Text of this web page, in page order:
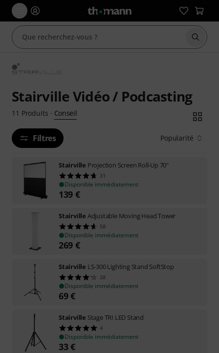
Stairville Vidéo / Podcasting
11 Produits · Conseil
Filtres Popularité
Stairville Projection Screen Roll-Up 70"
31
Disponible immédiatement
139 €
Stairville Adjustable Moving Head Tower
58
Disponible immédiatement
269 €
Stairville LS-300 Lighting Stand SoftStop
28
Disponible immédiatement
69€
Stairville Stage TRI LED Stand
4
Disponible immédiatement
33€